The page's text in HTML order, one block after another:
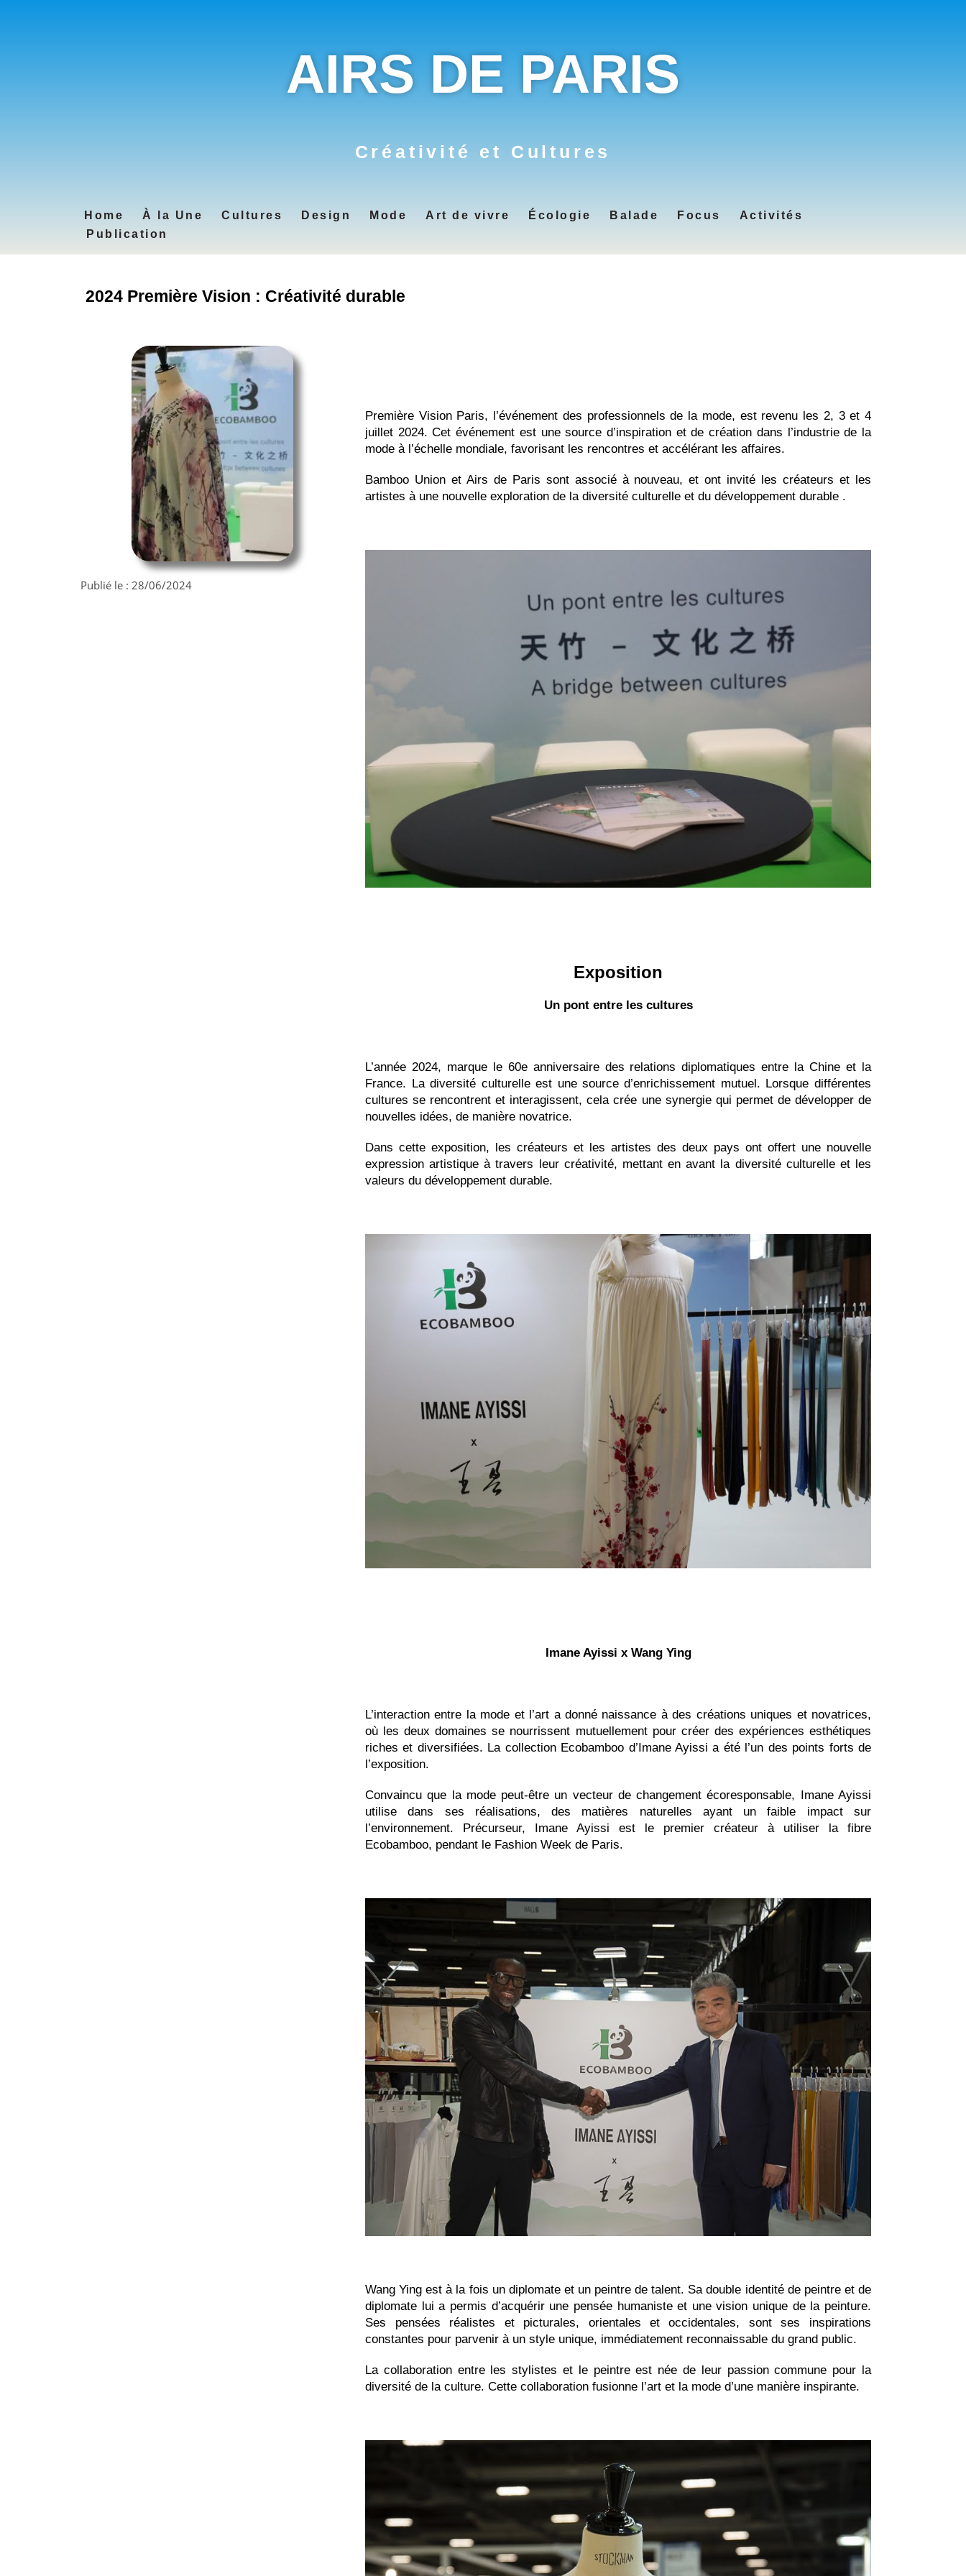
AIRS DE PARIS
Créativité et Cultures
Home À la Une Cultures Design Mode Art de vivre Écologie Balade Focus
Activités
Publication
2024 Première Vision : Créativité durable
Publié le : 28/06/2024
Première Vision Paris, l’événement des professionnels de la mode, est revenu les 2, 3 et 4
juillet 2024. Cet événement est une source d’inspiration et de création dans l’industrie de la
mode à l’échelle mondiale, favorisant les rencontres et accélérant les affaires.
Bamboo Union et Airs de Paris sont associé à nouveau, et ont invité les créateurs et les
artistes à une nouvelle exploration de la diversité culturelle et du développement durable .
Exposition
Un pont entre les cultures
L’année 2024, marque le 60e anniversaire des relations diplomatiques entre la Chine et la
France. La diversité culturelle est une source d’enrichissement mutuel. Lorsque différentes
cultures se rencontrent et interagissent, cela crée une synergie qui permet de développer de
nouvelles idées, de manière novatrice.
Dans cette exposition, les créateurs et les artistes des deux pays ont offert une nouvelle
expression artistique à travers leur créativité, mettant en avant la diversité culturelle et les
valeurs du développement durable.
Imane Ayissi x Wang Ying
L’interaction entre la mode et l’art a donné naissance à des créations uniques et novatrices,
où les deux domaines se nourrissent mutuellement pour créer des expériences esthétiques
riches et diversifiées. La collection Ecobamboo d’Imane Ayissi a été l’un des points forts de
l’exposition.
Convaincu que la mode peut-être un vecteur de changement écoresponsable, Imane Ayissi
utilise dans ses réalisations, des matières naturelles ayant un faible impact sur
l’environnement. Précurseur, Imane Ayissi est le premier créateur à utiliser la fibre
Ecobamboo, pendant le Fashion Week de Paris.
Wang Ying est à la fois un diplomate et un peintre de talent. Sa double identité de peintre et de
diplomate lui a permis d’acquérir une pensée humaniste et une vision unique de la peinture.
Ses pensées réalistes et picturales, orientales et occidentales, sont ses inspirations
constantes pour parvenir à un style unique, immédiatement reconnaissable du grand public.
La collaboration entre les stylistes et le peintre est née de leur passion commune pour la
diversité de la culture. Cette collaboration fusionne l’art et la mode d’une manière inspirante.